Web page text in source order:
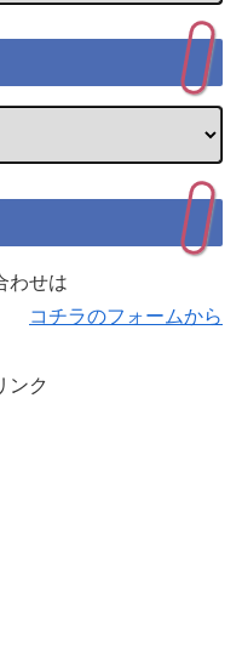
わせは
コチラのフォームから
ンク